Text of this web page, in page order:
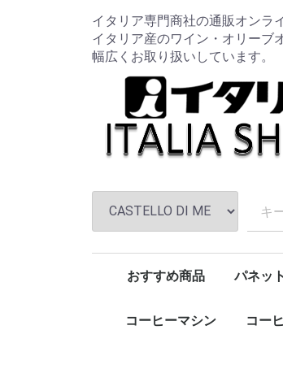
イタリア専門商社の通販オンラ
イタリア産のワイン・オリーブ
幅広くお取り扱いしています。
おすすめ商品
新規取扱商品
特売品コーナー
ワイン
オリーブオイル
バルサミコ 食品全般(トマト・パスタ等)
ハム・チーズ
パスタ
トマト・パスタソース
調味料
コーヒー豆・粉 タルトゥーフィ ジミー/Tartufi Jimmy
圧力鍋
お鍋類
フライパン類
キッチン用品
包丁・ナイフ・まな板
クッキングスケール
南部鉄器
iwaki / イワキ Cuitisan / クイッティサン
Aladdin / アラジン
HARIO / ハリオ
ALESSI / アレッシィ
Cutipol /クチポール
Zip Top / ジップトップ月兎印 / TSUKI-USAGI BRAND
野田琺瑯
柳宗理
OIGEN / オイゲン
KIHARA / キハラ
OXO オクソー
leye / レイエ epicurean / エピキュリアン
Microplane / マイクロプレイン
Lagostina / ラゴスティーナLegnoart / レーニョアート
Joseph Joseph / ジョセフジョセフ
パスタマシン
ワイングッズ
コーヒーカップ・グラス
家具
ペット用品
1
パネッ
コーヒーマシン コー